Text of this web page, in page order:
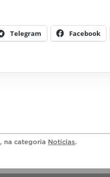
Telegram Facebook
, na categoria Notícias.